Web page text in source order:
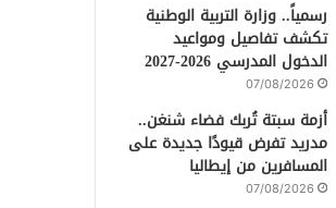
رسمياً.. وزارة التربية الوطنية
تكشف تفاصيل ومواعيد
الدخول المدرسي 2026-2027
07/08/2026
أزمة سبتة تُربك فضاء شنغن..
مدريد تفرض قيودًا جديدة على
المسافرين من إيطاليا
07/08/2026